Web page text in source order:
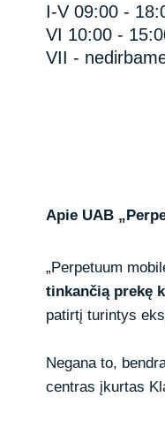
I-V 09:00 -
VI 10:00 -
VII -
Apie UAB
„Perpetuum
tinkančią prekę
patirtį turintys
Negana to,
centras įkurtas